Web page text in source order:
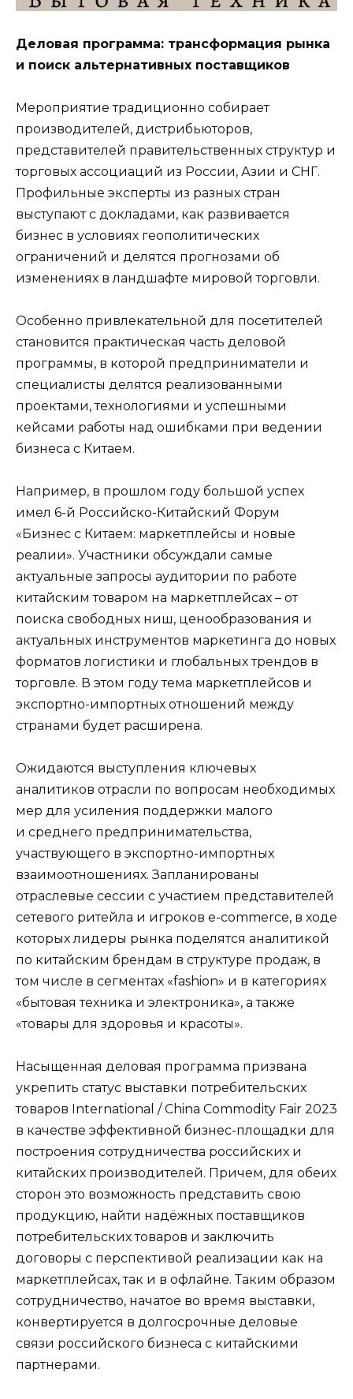
Деловая программа: трансформация рынка
и поиск альтернативных поставщиков
Мероприятие традиционно собирает
производителей, дистрибьюторов,
представителей правительственных структур и
торговых ассоциаций из России, Азии и СНГ.
Профильные эксперты из разных стран
выступают с докладами, как развивается
бизнес в условиях геополитических
ограничений и делятся прогнозами об
изменениях в ландшафте мировой торговли.
Особенно привлекательной для посетителей
становится практическая часть деловой
программы, в которой предприниматели и
специалисты делятся реализованными
проектами, технологиями и успешными
кейсами работы над ошибками при ведении
бизнеса с Китаем.
Например, в прошлом году большой успех
имел 6-й Российско-Китайский Форум
«Бизнес с Китаем: маркетплейсы и новые
реалии». Участники обсуждали самые
актуальные запросы аудитории по работе
китайским товаром на маркетплейсах – от
поиска свободных ниш, ценообразования и
актуальных инструментов маркетинга до новых
форматов логистики и глобальных трендов в
торговле. В этом году тема маркетплейсов и
экспортно-импортных отношений между
странами будет расширена.
Ожидаются выступления ключевых
аналитиков отрасли по вопросам необходимых
мер для усиления поддержки малого
и среднего предпринимательства,
участвующего в экспортно-импортных
взаимоотношениях. Запланированы
отраслевые сессии с участием представителей
сетевого ритейла и игроков e-commerce, в ходе
которых лидеры рынка поделятся аналитикой
по китайским брендам в структуре продаж, в
том числе в сегментах «fashion» и в категориях
«бытовая техника и электроника», а также
«товары для здоровья и красоты».
Насыщенная деловая программа призвана
укрепить статус выставки потребительских
товаров International / China Commodity Fair 2023
в качестве эффективной бизнес-площадки для
построения сотрудничества российских и
китайских производителей. Причем, для обеих
сторон это возможность представить свою
продукцию, найти надёжных поставщиков
потребительских товаров и заключить
договоры с перспективой реализации как на
маркетплейсах, так и в офлайне. Таким образом
сотрудничество, начатое во время выставки,
конвертируется в долгосрочные деловые
связи российского бизнеса с китайскими
партнерами.